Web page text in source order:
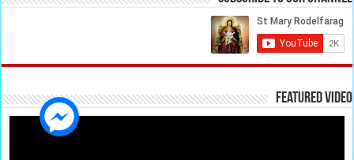
Featured Video